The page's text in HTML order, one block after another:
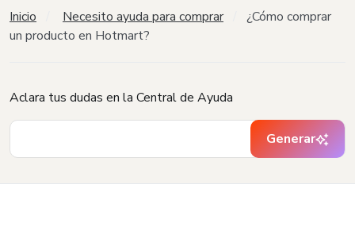
Inicio Necesito ayuda para comprar
¿Cómo comprar
un producto en Hotmart?
Aclara tus dudas en la Central de Ayuda
Generar